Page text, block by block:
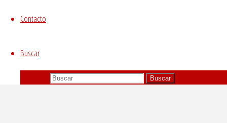
Contacto
Buscar
Buscar